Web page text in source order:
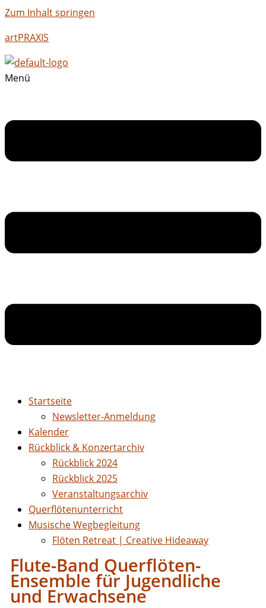
Zum Inhalt springen
artPRAXIS
Menü
Startseite
Newsletter-Anmeldung
Kalender
Rückblick & Konzertarchiv
Rückblick 2024
Rückblick 2025
Veranstaltungsarchiv
Querflötenunterricht
Musische Wegbegleitung
Flöten Retreat | Creative Hideaway
Flute-Band Querflöten-
Ensemble für Jugendliche
und Erwachsene